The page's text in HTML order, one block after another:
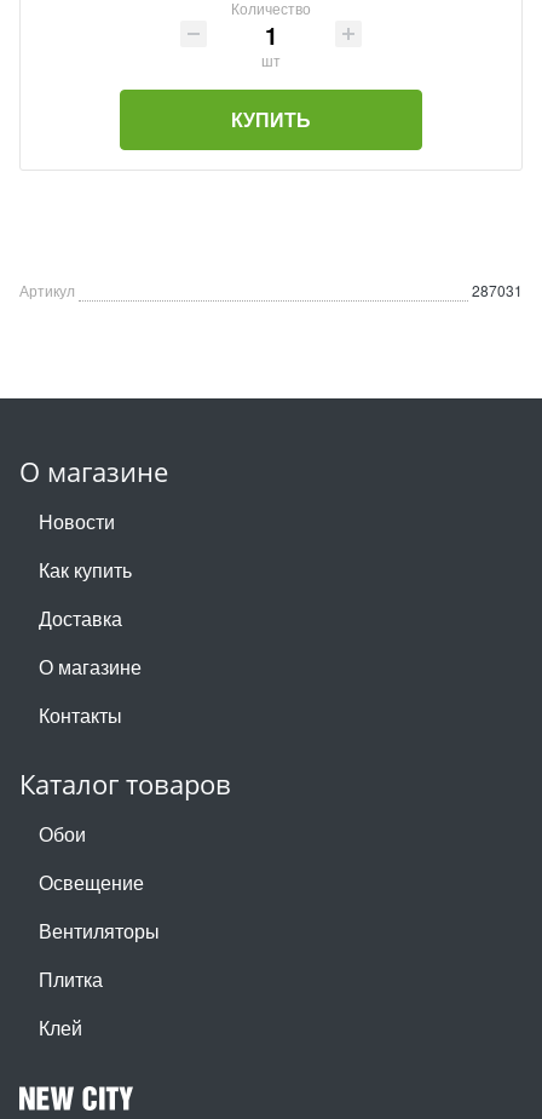
Количество
шт
КУПИТЬ
Артикул 287031
О магазине
Новости
Как купить
Доставка
О магазине
Контакты
Каталог товаров
Обои
Освещение
Вентиляторы
Плитка
Клей